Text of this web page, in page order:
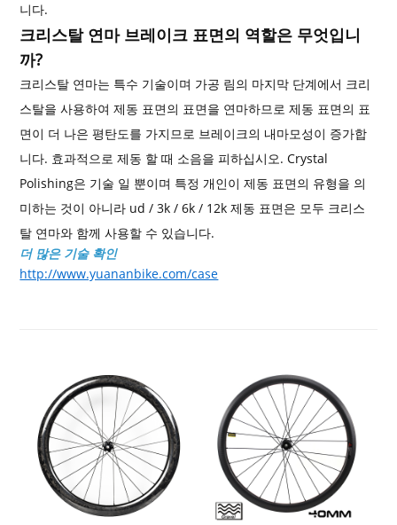
니다.
크리스탈 연마 브레이크 표면의 역할은 무엇입니
까?
크리스탈 연마는 특수 기술이며 가공 림의 마지막 단계에서 크리
스탈을 사용하여 제동 표면의 표면을 연마하므로 제동 표면의 표
면이 더 나은 평탄도를 가지므로 브레이크의 내마모성이 증가합
니다. 효과적으로 제동 할 때 소음을 피하십시오. Crystal
Polishing은 기술 일 뿐이며 특정 개인이 제동 표면의 유형을 의
미하는 것이 아니라 ud / 3k / 6k / 12k 제동 표면은 모두 크리스
탈 연마와 함께 사용할 수 있습니다.
더 많은 기술 확인
http://www.yuananbike.com/case